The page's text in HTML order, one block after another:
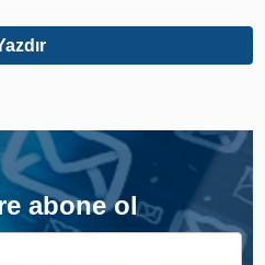
abone ol